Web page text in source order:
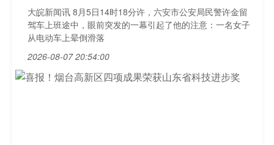
大皖新闻讯 8月5日14时18分许，六安市公安局民警许金留
驾车上班途中，眼前突发的一幕引起了他的注意：一名女子
从电动车上晕倒滑落
2026-08-07 20:54:00